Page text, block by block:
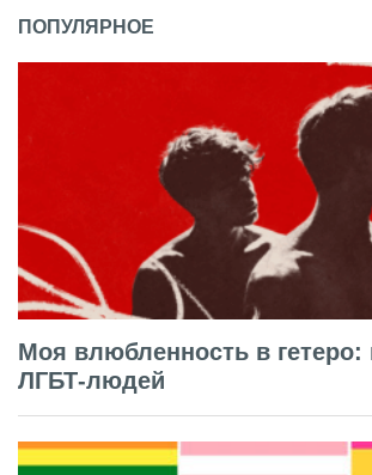
ПОПУЛЯРНОЕ
Моя влюбленность в гетеро:
ЛГБТ-людей